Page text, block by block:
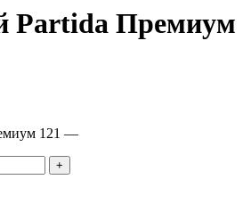
Partida Премиум
121 —